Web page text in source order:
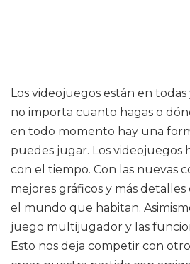
Los videojuegos están en
no importa cuanto hagas o
en todo momento hay una
puedes jugar. Los videojuegos
con el tiempo. Con las nuevas
mejores gráficos y más detalles
el mundo que habitan.
juego multijugador y las
Esto nos deja competir con